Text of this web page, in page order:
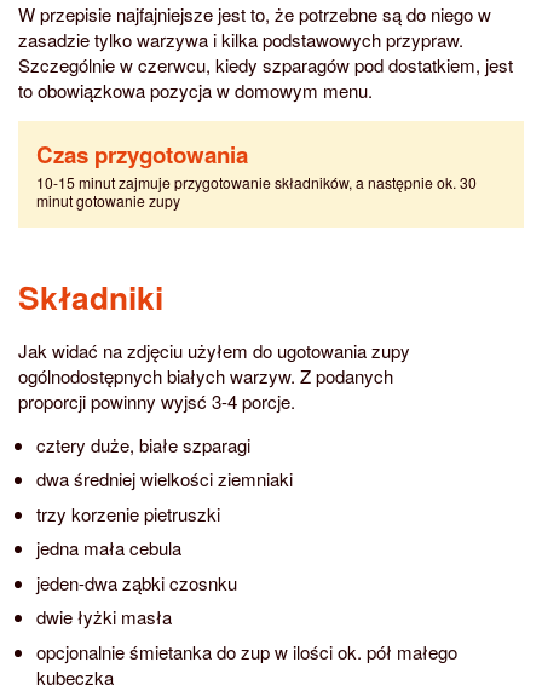
W przepisie najfajniejsze jest to, że potrzebne są do niego w
zasadzie tylko warzywa i kilka podstawowych przypraw.
Szczególnie w czerwcu, kiedy szparagów pod dostatkiem, jest
to obowiązkowa pozycja w domowym menu.
Czas przygotowania
10-15 minut zajmuje przygotowanie składników, a następnie ok. 30
minut gotowanie zupy
Składniki
Jak widać na zdjęciu użyłem do ugotowania zupy
ogólnodostępnych białych warzyw. Z podanych
proporcji powinny wyjsć 3-4 porcje.
cztery duże, białe szparagi
dwa średniej wielkości ziemniaki
trzy korzenie pietruszki
jedna mała cebula
jeden-dwa ząbki czosnku
dwie łyżki masła
opcjonalnie śmietanka do zup w ilości ok. pół małego
kubeczka